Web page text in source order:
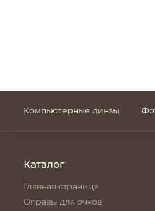
Компьютерные линзы
Каталог
Главная страница
Оправы для очков